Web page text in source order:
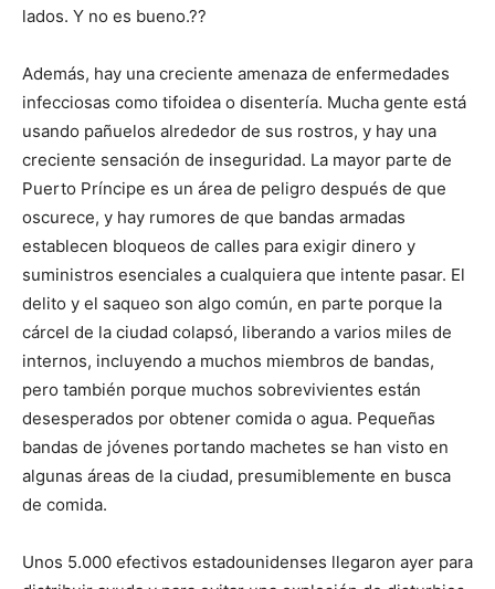
lados. Y no es bueno.??
Además, hay una creciente amenaza de enfermedades
infecciosas como tifoidea o disentería. Mucha gente está
usando pañuelos alrededor de sus rostros, y hay una
creciente sensación de inseguridad. La mayor parte de
Puerto Príncipe es un área de peligro después de que
oscurece, y hay rumores de que bandas armadas
establecen bloqueos de calles para exigir dinero y
suministros esenciales a cualquiera que intente pasar. El
delito y el saqueo son algo común, en parte porque la
cárcel de la ciudad colapsó, liberando a varios miles de
internos, incluyendo a muchos miembros de bandas,
pero también porque muchos sobrevivientes están
desesperados por obtener comida o agua. Pequeñas
bandas de jóvenes portando machetes se han visto en
algunas áreas de la ciudad, presumiblemente en busca
de comida.
Unos 5.000 efectivos estadounidenses llegaron ayer para